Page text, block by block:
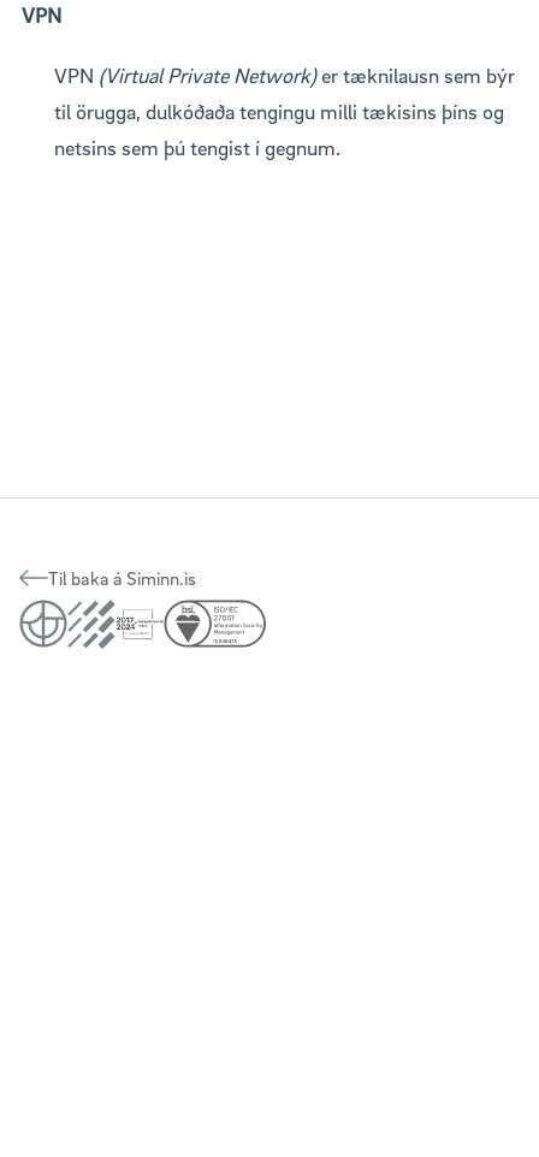
VPN
VPN (Virtual Private Network)er tæknilausn sem býr
til örugga, dulkóðaða tengingu milli tækisins þíns og
netsins sem þú tengist í gegnum.
Til baka á Siminn.is